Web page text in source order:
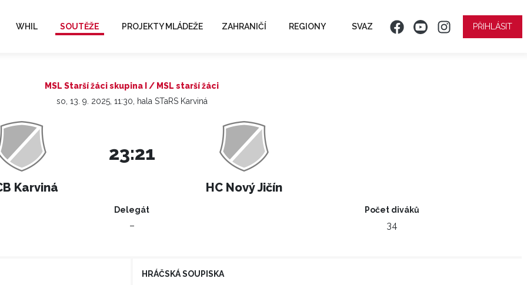
WHIL SOUTĚŽE PROJEKTY MLÁDEŽE ZAHRANIČÍ REGIONY SVAZ PŘIHLÁSIT
MSL Starší žáci skupina I / MSL starší žáci
so, 13. 9. 2025, 11:30, hala STaRS Karviná
Karviná
23:21
HC Nový Jičín
Delegát
–
Počet diváků
34
HRÁČSKÁ SOUPISKA